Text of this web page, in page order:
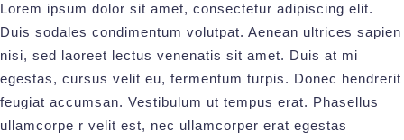
Lorem ipsum dolor sit amet, consectetur adipiscing elit.
Duis sodales condimentum volutpat. Aenean ultrices sapien
nisi, sed laoreet lectus venenatis sit amet. Duis at mi
egestas, cursus velit eu, fermentum turpis. Donec hendrerit
feugiat accumsan. Vestibulum ut tempus erat. Phasellus
ullamcorpe r velit est, nec ullamcorper erat egestas